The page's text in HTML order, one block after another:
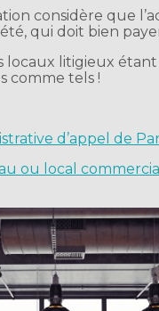
considère que
qui doit bien
locaux litigieux
comme tels !
d’appel de
ou local